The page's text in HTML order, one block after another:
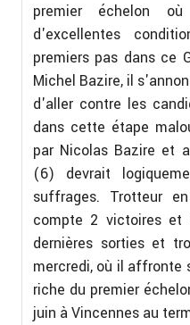
premier échelon
d'excellentes
premiers pas dans ce
Michel Bazire, il
d'aller contre les
dans cette étape
par Nicolas Bazire et
(6) devrait
suffrages. Trotteur
compte 2 victoires
dernières sorties et
mercredi, où il affronte
riche du premier
juin à Vincennes au